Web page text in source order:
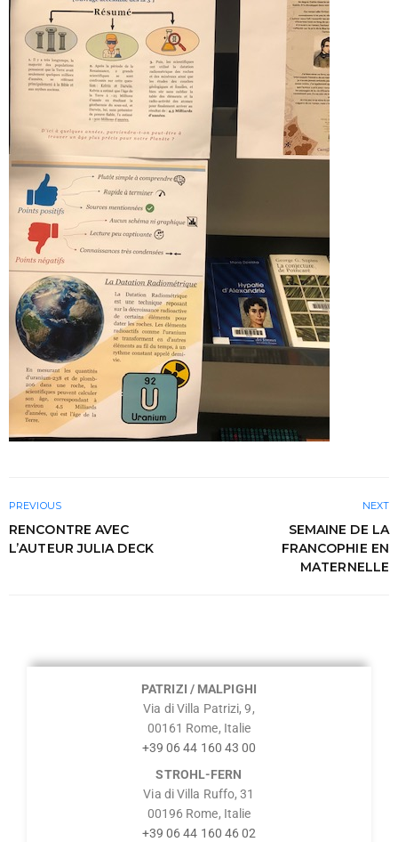
PREVIOUS
RENCONTRE AVEC
L’AUTEUR JULIA DECK
NEXT
SEMAINE DE LA
FRANCOPHIE EN
MATERNELLE
PATRIZI / MALPIGHI
Via di Villa Patrizi, 9,
00161 Rome, Italie
+39 06 44 160 43 00
STROHL-FERN
Via di Villa Ruffo, 31
00196 Rome, Italie
+39 06 44 160 46 02